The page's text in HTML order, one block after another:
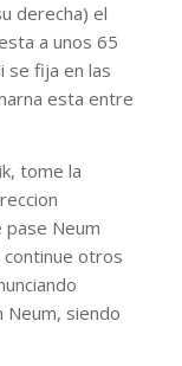
derecha) el
a unos 65
se fija en las
esta entre
tome la
pase Neum
continue otros
Neum, siendo